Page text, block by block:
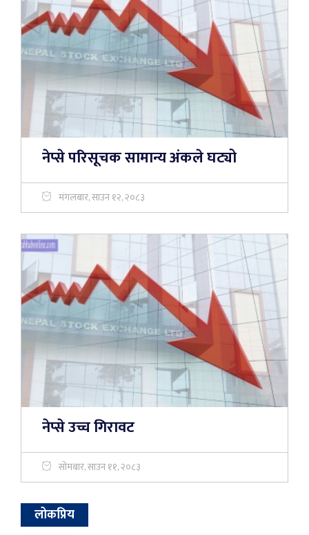
नेप्से परिसूचक सामान्य अंकले घट्यो
मंगलबार, साउन १२, २०८३
नेप्से उच्च गिरावट
सोमबार, साउन ११, २०८३
लोकप्रिय